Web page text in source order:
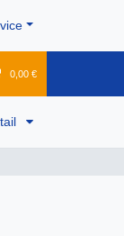
0,00 €